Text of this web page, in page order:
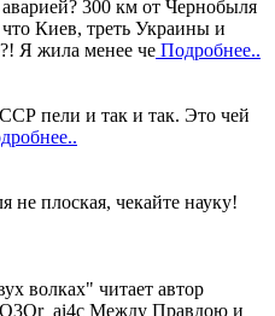
300 км от Чернобыля
Киев, треть Украины и
Я жила менее че Подробнее..
пели и так и так. Это чей
не плоская, чекайте науку!
волках" читает автор
Между Правдою и